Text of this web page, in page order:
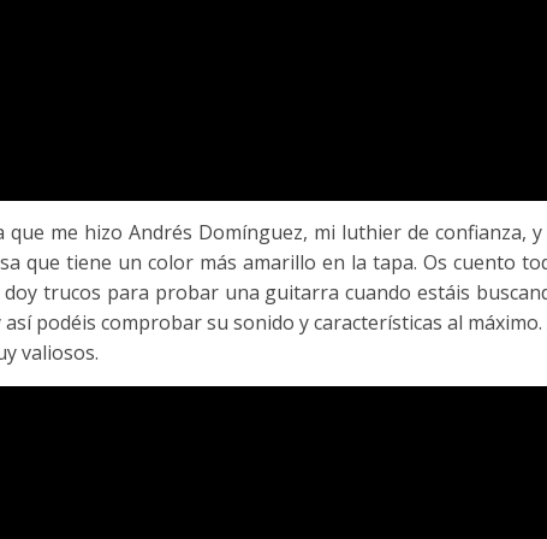
me hizo Andrés Domínguez, mi luthier de confianza, y
que tiene un color más amarillo en la tapa. Os cuento
trucos para probar una guitarra cuando estáis
podéis comprobar su sonido y características al máximo.
valiosos.